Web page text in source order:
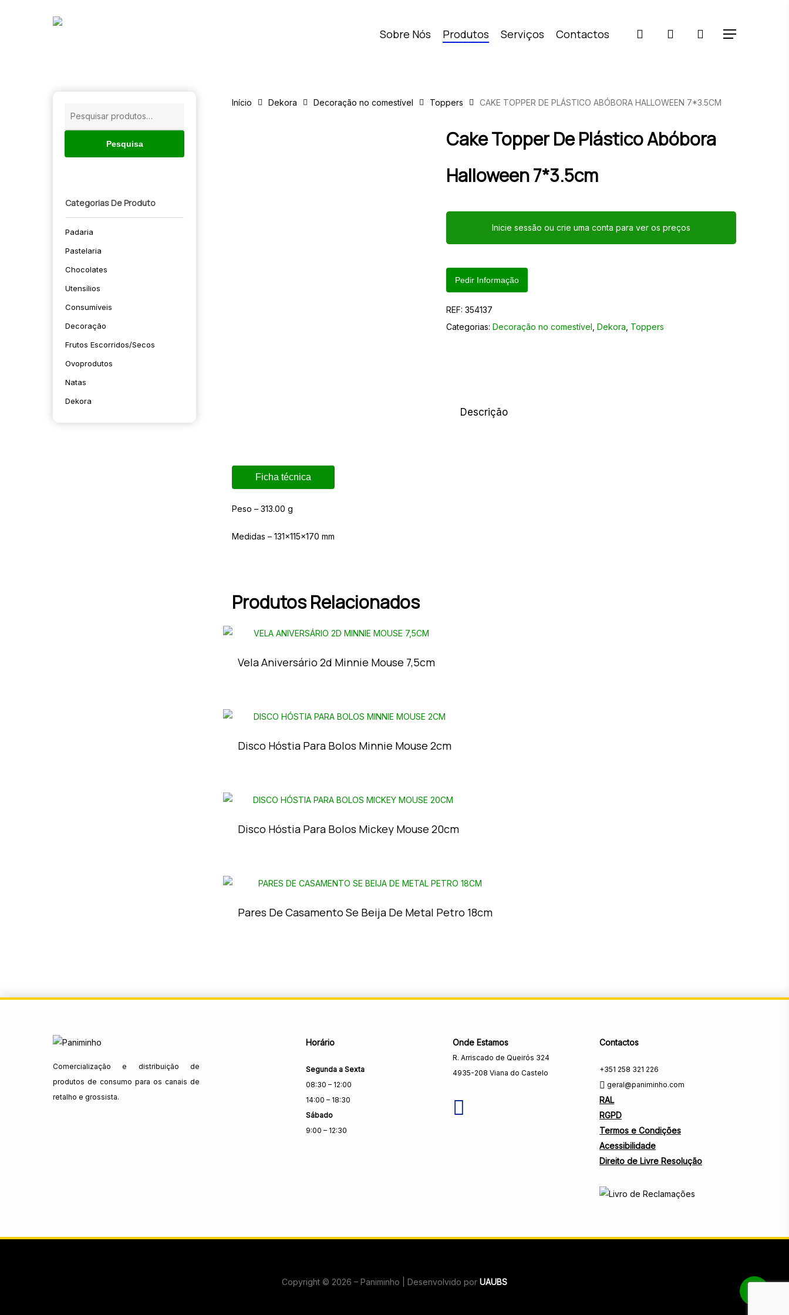
Sobre Nós Produtos Serviços Contactos pesquisaraccount Menu
Pesquisa
Categorias De Produto
Padaria
Pastelaria
Chocolates
Utensílios
Consumíveis
Decoração
Frutos Escorridos/secos
Ovoprodutos
Natas
Dekora
Início Dekora Decoração no comestível Toppers CAKE TOPPER DE PLÁSTICO ABÓBORA HALLOWEEN 7*3.5CM
Cake Topper De Plástico Abóbora
Halloween 7*3.5cm
Inicie sessão ou crie uma conta para ver os preços
Pedir Informação
REF:354137
Categorias:Decoração no comestível ,Dekora Toppers
Descrição
Ficha técnica
Peso – 313.00 g
Medidas – 131x115x170 mm
Produtos Relacionados
Vela Aniversário 2d Minnie Mouse 7,5cm
Disco Hóstia Para Bolos Minnie Mouse 2cm
Disco Hóstia Para Bolos Mickey Mouse 20cm
Pares De Casamento Se Beija De Metal Petro 18cm
Comercialização e distribuição de
produtos de consumo para os canais de
retalho e grossista.
Horário
Segunda a Sexta
08:30 – 12:00
14:00 – 18:30
Sábado
9:00 – 12:30
Onde Estamos
R. Arriscado de Queirós 324
4935-208 Viana do Castelo
Contactos
+351 258 321 226
geral@paniminho.com
RAL
RGPD
Termos e Condições
Acessibilidade
Direito de Livre Resolução
Copyright © 2026 – Paniminho | Desenvolvido por UAUBS